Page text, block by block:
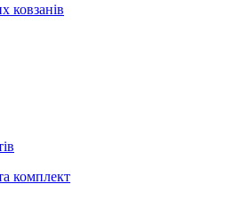
ковзанів
комплект